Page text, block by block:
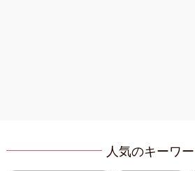
人気のキーワ